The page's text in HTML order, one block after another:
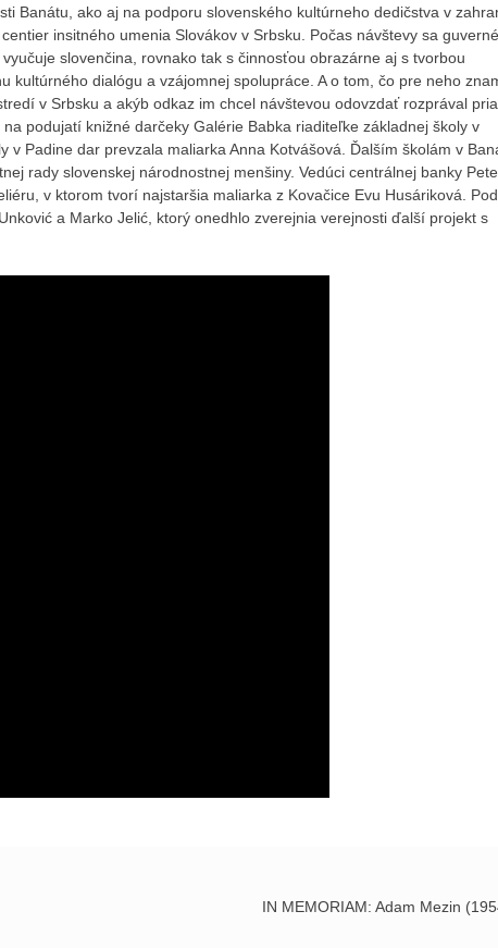
Banátu, ako aj na podporu slovenského kultúrneho dedičstva v
insitného umenia Slovákov v Srbsku. Počas návštevy sa
slovenčina, rovnako tak s činnosťou obrazárne aj s tvorbou
kultúrného dialógu a vzájomnej spolupráce. A o tom, čo pre neho
v Srbsku a akýb odkaz im chcel návštevou odovzdať rozprával
podujatí knižné darčeky Galérie Babka riaditeľke základnej školy v
v Padine dar prevzala maliarka Anna Kotvášová. Ďalším školám v
rady slovenskej národnostnej menšiny. Vedúci centrálnej banky
v ktorom tvorí najstaršia maliarka z Kovačice Evu Husáriková.
a Marko Jelić, ktorý onedhlo zverejnia verejnosti ďalší projekt s
IN MEMORIAM: Adam Mezin